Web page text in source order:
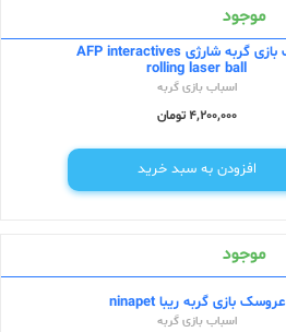
موجود
اسباب بازی گربه شارژی AFP interactives
rolling laser ball
اسباب بازی گربه
4,200,000 تومان
افزودن به سبد خرید
موجود
عروسک بازی گربه ریبا ninapet
اسباب بازی گربه